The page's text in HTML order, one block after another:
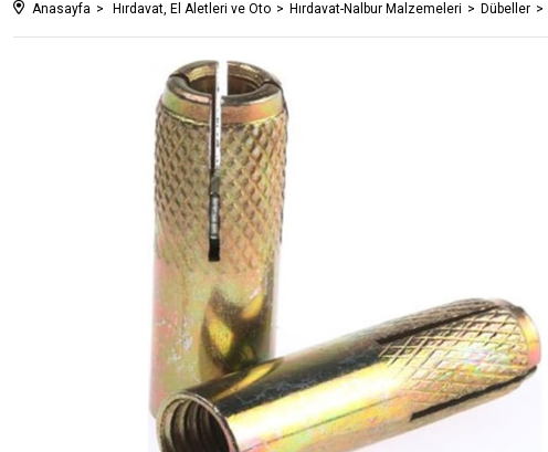
Anasayfa Hırdavat, El Aletleri ve Oto Hırdavat-Nalbur Malzemeleri Dübeller